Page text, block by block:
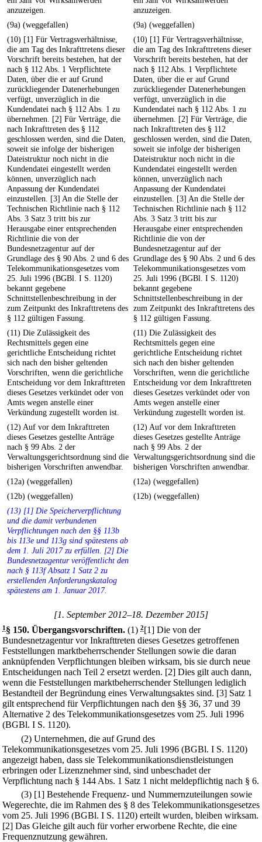
anzuzeigen.
anzuzeigen.
(9a) (weggefallen)
(9a) (weggefallen)
(10) [1] Für Vertragsverhältnisse,
die am Tag des Inkrafttretens dieser
Vorschrift bereits bestehen, hat der
nach § 112 Abs. 1 Verpflichtete
Daten, über die er auf Grund
zurückliegender Datenerhebungen
verfügt, unverzüglich in die
Kundendatei nach § 112 Abs. 1 zu
übernehmen. [2] Für Verträge, die
nach Inkrafttreten des § 112
geschlossen werden, sind die Daten,
soweit sie infolge der bisherigen
Dateistruktur noch nicht in die
Kundendatei eingestellt werden
können, unverzüglich nach
Anpassung der Kundendatei
einzustellen. [3] An die Stelle der
Technischen Richtlinie nach § 112
Abs. 3 Satz 3 tritt bis zur
Herausgabe einer entsprechenden
Richtlinie die von der
Bundesnetzagentur auf der
Grundlage des § 90 Abs. 2 und 6 des
Telekommunikationsgesetzes vom
25. Juli 1996 (BGBl. I S. 1120)
bekannt gegebene
Schnittstellenbeschreibung in der
zum Zeitpunkt des Inkrafttretens des
§ 112 gültigen Fassung.
(10) [1] Für Vertragsverhältnisse,
die am Tag des Inkrafttretens dieser
Vorschrift bereits bestehen, hat der
nach § 112 Abs. 1 Verpflichtete
Daten, über die er auf Grund
zurückliegender Datenerhebungen
verfügt, unverzüglich in die
Kundendatei nach § 112 Abs. 1 zu
übernehmen. [2] Für Verträge, die
nach Inkrafttreten des § 112
geschlossen werden, sind die Daten,
soweit sie infolge der bisherigen
Dateistruktur noch nicht in die
Kundendatei eingestellt werden
können, unverzüglich nach
Anpassung der Kundendatei
einzustellen. [3] An die Stelle der
Technischen Richtlinie nach § 112
Abs. 3 Satz 3 tritt bis zur
Herausgabe einer entsprechenden
Richtlinie die von der
Bundesnetzagentur auf der
Grundlage des § 90 Abs. 2 und 6 des
Telekommunikationsgesetzes vom
25. Juli 1996 (BGBl. I S. 1120)
bekannt gegebene
Schnittstellenbeschreibung in der
zum Zeitpunkt des Inkrafttretens des
§ 112 gültigen Fassung.
(11) Die Zulässigkeit des
Rechtsmittels gegen eine
gerichtliche Entscheidung richtet
sich nach den bisher geltenden
Vorschriften, wenn die gerichtliche
Entscheidung vor dem Inkrafttreten
dieses Gesetzes verkündet oder von
Amts wegen anstelle einer
Verkündung zugestellt worden ist.
(11) Die Zulässigkeit des
Rechtsmittels gegen eine
gerichtliche Entscheidung richtet
sich nach den bisher geltenden
Vorschriften, wenn die gerichtliche
Entscheidung vor dem Inkrafttreten
dieses Gesetzes verkündet oder von
Amts wegen anstelle einer
Verkündung zugestellt worden ist.
(12) Auf vor dem Inkrafttreten
dieses Gesetzes gestellte Anträge
nach § 99 Abs. 2 der
Verwaltungsgerichtsordnung sind die
bisherigen Vorschriften anwendbar.
(12) Auf vor dem Inkrafttreten
dieses Gesetzes gestellte Anträge
nach § 99 Abs. 2 der
Verwaltungsgerichtsordnung sind die
bisherigen Vorschriften anwendbar.
(12a) (weggefallen)
(12a) (weggefallen)
(12b) (weggefallen)
(12b) (weggefallen)
(13) [1] Die Speicherverpflichtung
und die damit verbundenen
Verpflichtungen nach den §§ 113b
bis 113e und 113g sind spätestens ab
dem 1. Juli 2017 zu erfüllen. [2] Die
Bundesnetzagentur veröffentlicht den
nach § 113f Absatz 1 Satz 2 zu
erstellenden Anforderungskatalog
spätestens am 1. Januar 2017.
[1. September 2012–18. Dezember 2015]
1§ 150. Übergangsvorschriften. (1) 2[1] Die von der
Bundesnetzagentur vor Inkrafttreten dieses Gesetzes getroffenen
Feststellungen marktbeherrschender Stellungen sowie die daran
anknüpfenden Verpflichtungen bleiben wirksam, bis sie durch neue
Entscheidungen nach Teil 2 ersetzt werden. [2] Dies gilt auch dann,
wenn die Feststellungen marktbeherrschender Stellungen lediglich
Bestandteil der Begründung eines Verwaltungsaktes sind. [3] Satz 1
gilt entsprechend für Verpflichtungen nach den §§ 36, 37 und 39
Alternative 2 des Telekommunikationsgesetzes vom 25. Juli 1996
(BGBl. I S. 1120).
(2) Unternehmen, die auf Grund des
Telekommunikationsgesetzes vom 25. Juli 1996 (BGBl. I S. 1120)
angezeigt haben, dass sie Telekommunikationsdienstleistungen
erbringen oder Lizenznehmer sind, sind unbeschadet der
Verpflichtung nach § 144 Abs. 1 Satz 1 nicht meldepflichtig nach § 6.
(3) [1] Bestehende Frequenz- und Nummernzuteilungen sowie
Wegerechte, die im Rahmen des § 8 des Telekommunikationsgesetzes
vom 25. Juli 1996 (BGBl. I S. 1120) erteilt wurden, bleiben wirksam.
[2] Das Gleiche gilt auch für vorher erworbene Rechte, die eine
Frequenznutzung gewähren.